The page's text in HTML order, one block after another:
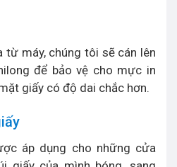
từ máy, chúng tôi sẽ cán lên
để bảo vệ cho mực in
giấy có độ dai chắc hơn.
áp dụng cho những cửa